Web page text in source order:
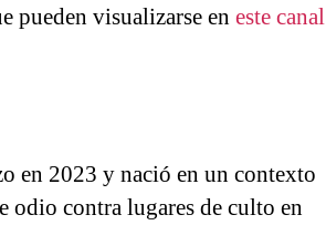
pueden visualizarse en este canal
en 2023 y nació en un contexto
odio contra lugares de culto en